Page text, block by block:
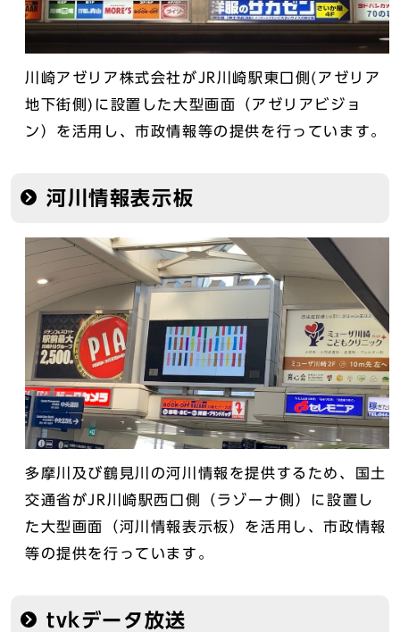
川崎アゼリア株式会社がJR川崎駅東口側(アゼリア
地下街側)に設置した大型画面（アゼリアビジョ
ン）を活用し、市政情報等の提供を行っています。
河川情報表示板
多摩川及び鶴見川の河川情報を提供するため、国土
交通省がJR川崎駅西口側（ラゾーナ側）に設置し
た大型画面（河川情報表示板）を活用し、市政情報
等の提供を行っています。
tvkデータ放送